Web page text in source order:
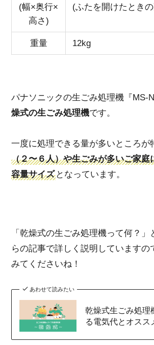
(幅×奥行×
高さ)
(ふたを開けたとき
重量 12kg
パナソニックの生ごみ処理機『MS-
燥式の生ごみ処理機です。
一度に処理できる量が多いところが
（２〜６人）や生ごみが多いご家庭
容量サイズ となっています。
「乾燥式の生ごみ処理機って何？」
らの記事で詳しく説明していますの
みてくださいね！
あわせて読みたい
乾燥式生ごみ処理
る電気代とオスス